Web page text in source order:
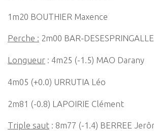
1m20 BOUTHIER Maxence
Perche : 2m00 BAR-
Longueur : 4m25 (-1.5) MAO Darany
4m05 (+0.0) URRUTIA Léo
2m81 (-0.8) LAPOIRIE Clément
Triple saut : 8m77 (-1.4) BERREE